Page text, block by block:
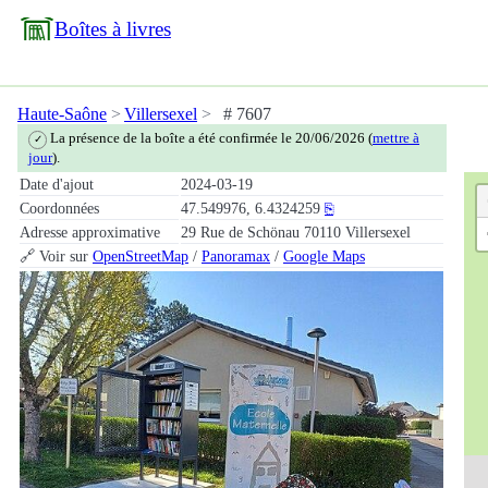
Boîtes à livres
Haute-Saône Villersexel # 7607
✓ La présence de la boîte a été confirmée le 20/06/2026 (mettre à
jour).
Date d'ajout
2024-03-19
Coordonnées
47.549976, 6.4324259 ⎘
Adresse approximative
29 Rue de Schönau 70110 Villersexel
🔗 Voir sur OpenStreetMap / Panoramax / Google Maps